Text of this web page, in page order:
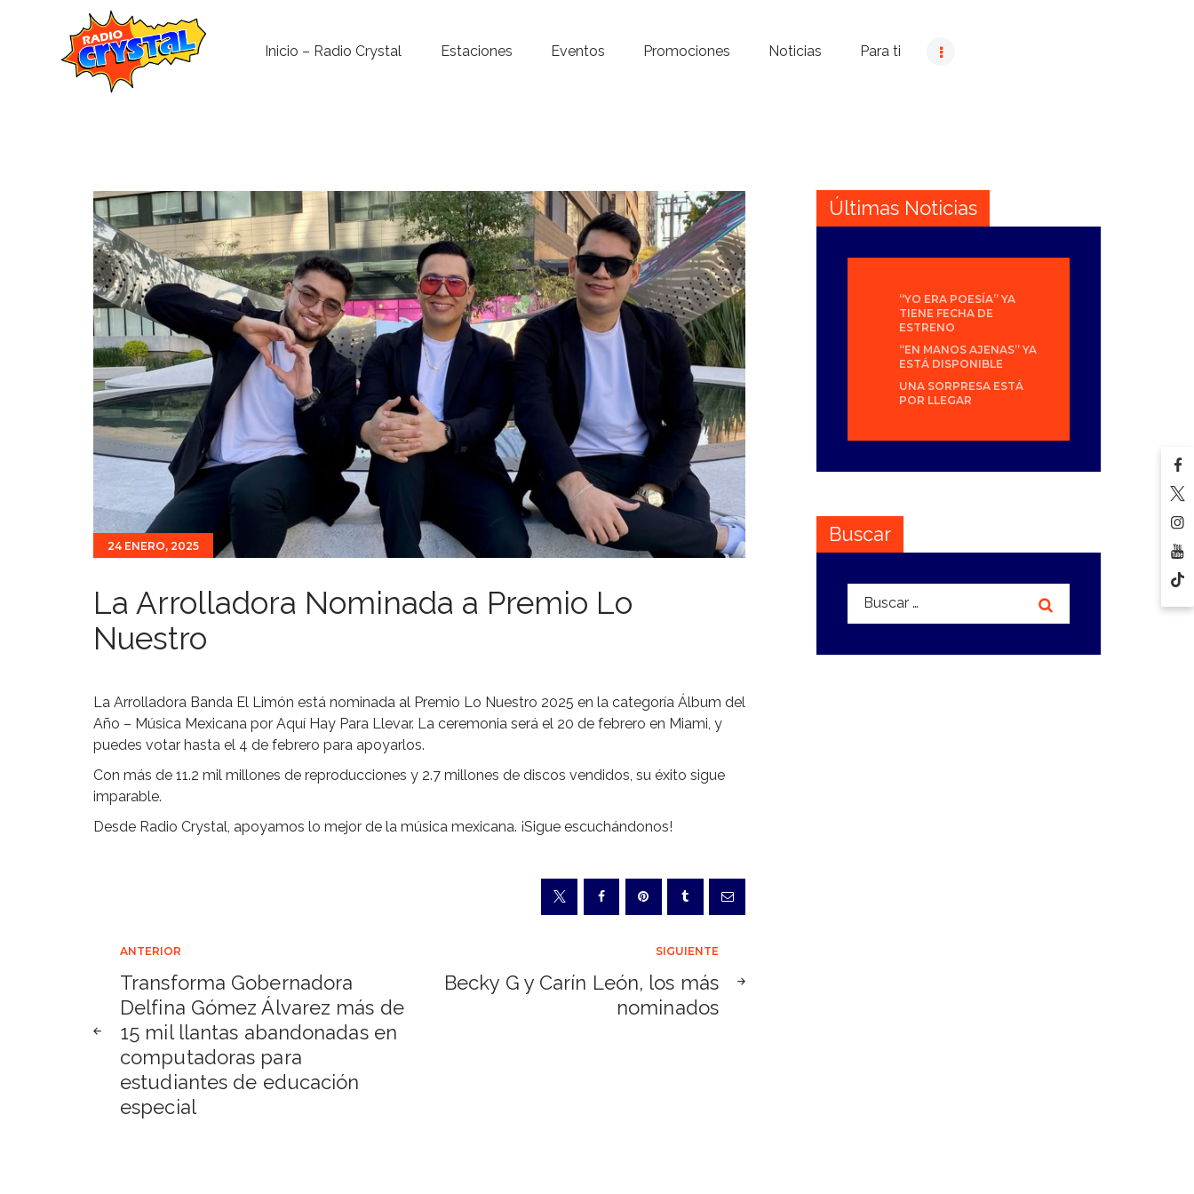
Inicio – Radio Crystal Estaciones Eventos Promociones Noticias Para ti
Noticias
Para ti
Contacto
24 ENERO, 2025
La Arrolladora Nominada a Premio Lo
Nuestro
La Arrolladora Banda El Limón está nominada al Premio Lo Nuestro 2025 en la categoría Álbum del
Año – Música Mexicana por Aquí Hay Para Llevar. La ceremonia será el 20 de febrero en Miami, y
puedes votar hasta el 4 de febrero para apoyarlos.
Con más de 11.2 mil millones de reproducciones y 2.7 millones de discos vendidos, su éxito sigue
imparable.
Desde Radio Crystal, apoyamos lo mejor de la música mexicana. ¡Sigue escuchándonos!
Navegación
de
entradas
ANTERIOR
Transforma Gobernadora
Delfina Gómez Álvarez más de
15 mil llantas abandonadas en
computadoras para
estudiantes de educación
especial
SIGUIENTE
Becky G y Carín León, los más
nominados
Últimas Noticias
“YO ERA POESÍA” YA
TIENE FECHA DE
ESTRENO
“EN MANOS AJENAS” YA
ESTÁ DISPONIBLE
UNA SORPRESA ESTÁ
POR LLEGAR
Buscar
Buscar: